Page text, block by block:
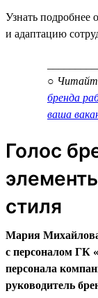
Узнать подробнее
и адаптацию
○
бренда
ваша
Голос
стиля
Мария
с персоналом ГК
персонала
руководитель